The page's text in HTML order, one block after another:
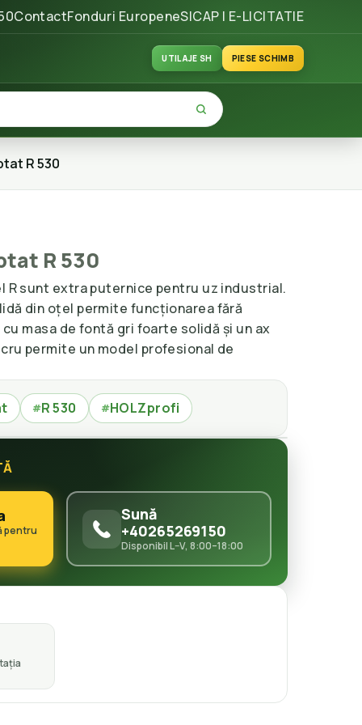
ContactFonduri EuropeneSICAP | E-LICITATIE
UTILAJE SH PIESE SCHIMB
R 530
R 530
R sunt extra puternice pentru uz industrial.
din oțel permite funcționarea fără
masa de fontă gri foarte solidă și un ax
permite un model profesional de
#R 530 #HOLZprofi
pentru
Sună
+40265269150
Disponibil L–V, 8:00–18:00